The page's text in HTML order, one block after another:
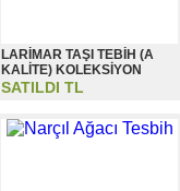
LARİMAR TAŞI TEBİH (A
KALİTE) KOLEKSİYON
SATILDI TL